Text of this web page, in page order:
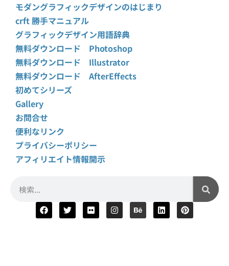
モダングラフィックデザインのはじまり
crft 勝手マニュアル
グラフィックデザイン用語辞典
無料ダウンロード Photoshop
無料ダウンロード Illustrator
無料ダウンロード AfterEffects
初めてシリーズ
Gallery
お問合せ
便利なリンク
プライバシーポリシー
アフィリエイト情報開示